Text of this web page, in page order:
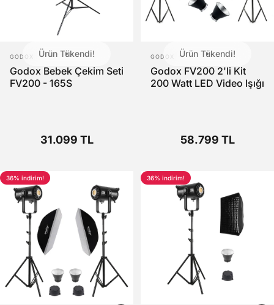
Ürün Tükendi!
SATICI:
GODOX
Godox Bebek Çekim Seti
FV200 - 165S
31.099 TL
Ürün Tükendi!
SATICI:
GODOX
Godox FV200 2'li Kit
200 Watt LED Video Işığı
58.799 TL
36% indirim! 36% indirim!